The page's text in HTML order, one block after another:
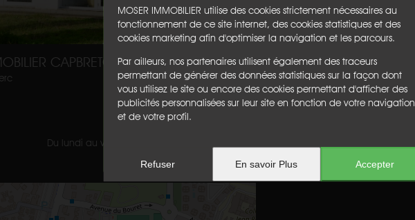
MOSER IMMOBILIER utilise des cookies strictement nécessaires au
fonctionnement de ce site internet, des cookies statistiques et des
cookies marketing afin d'optimiser la navigation et les parcours.
Par ailleurs, nos partenaires utilisent également des traceurs
permettant de générer des données statistiques sur la façon dont
vous utilisez le site ou encore des cookies permettant d'afficher des
publicités personnalisées sur leur site en fonction de votre navigation
et de votre profil.
Refuser En savoir Plus Accepter
CAPBRETON
Du lundi au vendredi : 9h-12h / 14h30-17h45
Le samedi : 9h-12h